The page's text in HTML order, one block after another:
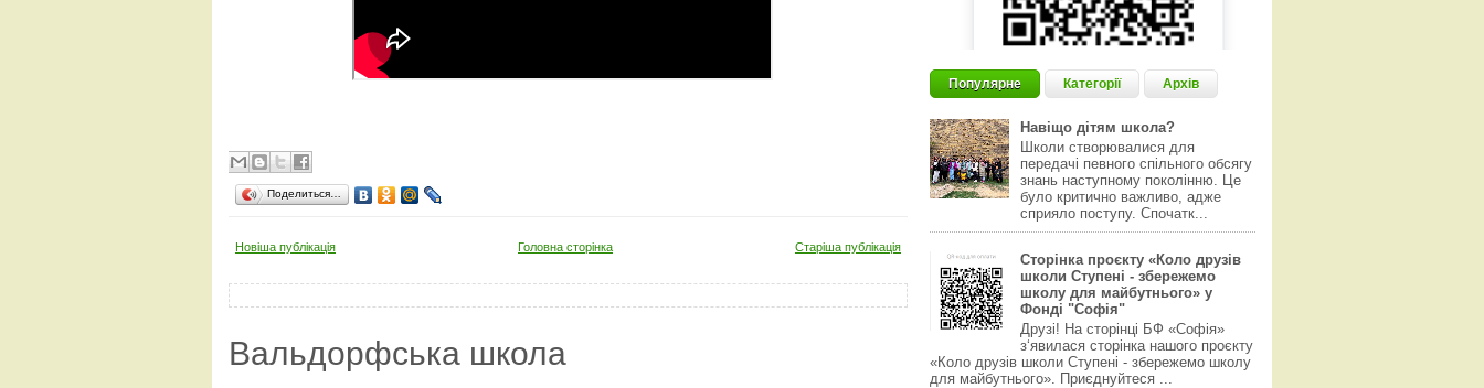
Поделиться…
Новіша публікація Старіша публікація
Головна сторінка
Вальдорфська школа
Популярне Категорії Архів
Навіщо дітям школа?
Школи створювалися для
передачі певного спільного обсягу
знань наступному поколінню. Це
було критично важливо, адже
сприяло поступу. Спочатк...
Сторінка проєкту «Коло друзів
школи Ступені - збережемо
школу для майбутнього» у
Фонді "Софія"
Друзі! На сторінці БФ «Софія»
з‘явилася сторінка нашого проєкту
«Коло друзів школи Ступені - збережемо школу
для майбутнього». Приєднуйтеся ...